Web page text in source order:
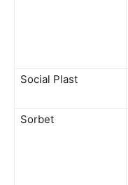
Social Plast
Sorbet